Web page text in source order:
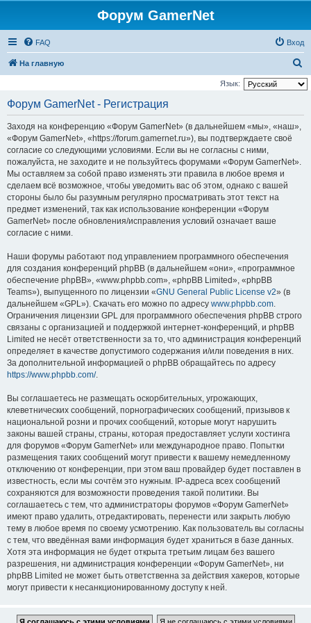
Форум GamerNet
FAQ Вход
На главную
о
Язык:
Форум GamerNet - Регистрация
Заходя на конференцию «Форум GamerNet» (в дальнейшем «мы», «наш»,
«Форум GamerNet», «https://forum.gamernet.ru»), вы подтверждаете своё
согласие со следующими условиями. Если вы не согласны с ними,
пожалуйста, не заходите и не пользуйтесь форумами «Форум GamerNet».
Мы оставляем за собой право изменять эти правила в любое время и
сделаем всё возможное, чтобы уведомить вас об этом, однако с вашей
стороны было бы разумным регулярно просматривать этот текст на
предмет изменений, так как использование конференции «Форум
GamerNet» после обновления/исправления условий означает ваше
согласие с ними.
Наши форумы работают под управлением программного обеспечения
для создания конференций phpBB (в дальнейшем «они», «программное
обеспечение phpBB», «www.phpbb.com», «phpBB Limited», «phpBB
Teams»), выпущенного по лицензии «GNU General Public License v2» (в
дальнейшем «GPL»). Скачать его можно по адресу www.phpbb.com.
Ограничения лицензии GPL для программного обеспечения phpBB строго
связаны с организацией и поддержкой интернет-конференций, и phpBB
Limited не несёт ответственности за то, что администрация конференций
определяет в качестве допустимого содержания и/или поведения в них.
За дополнительной информацией о phpBB обращайтесь по адресу
https://www.phpbb.com/.
Вы соглашаетесь не размещать оскорбительных, угрожающих,
клеветнических сообщений, порнографических сообщений, призывов к
национальной розни и прочих сообщений, которые могут нарушить
законы вашей страны, страны, которая предоставляет услуги хостинга
для форумов «Форум GamerNet» или международное право. Попытки
размещения таких сообщений могут привести к вашему немедленному
отключению от конференции, при этом ваш провайдер будет поставлен в
известность, если мы сочтём это нужным. IP-адреса всех сообщений
сохраняются для возможности проведения такой политики. Вы
соглашаетесь с тем, что администраторы форумов «Форум GamerNet»
имеют право удалить, отредактировать, перенести или закрыть любую
тему в любое время по своему усмотрению. Как пользователь вы согласны
с тем, что введённая вами информация будет храниться в базе данных.
Хотя эта информация не будет открыта третьим лицам без вашего
разрешения, ни администрация конференции «Форум GamerNet», ни
phpBB Limited не может быть ответственна за действия хакеров, которые
могут привести к несанкционированному доступу к ней.